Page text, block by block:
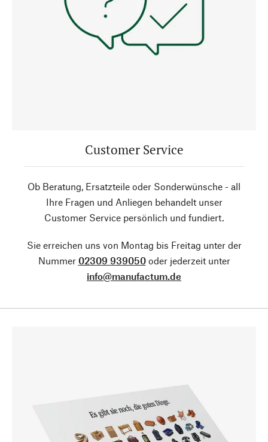
Customer Service
Ob Beratung, Ersatzteile oder Sonderwünsche - all
Ihre Fragen und Anliegen behandelt unser
Customer Service persönlich und fundiert.
Sie erreichen uns von Montag bis Freitag unter der
Nummer 02309 939050oder jederzeit unter
info@manufactum.de